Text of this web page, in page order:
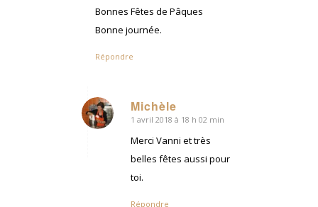
Bonnes Fêtes de Pâques
Bonne journée.
Répondre
Michèle
dit
1 avril 2018 à 18 h 02 min
Merci Vanni et très
belles fêtes aussi pour
toi.
Répondre